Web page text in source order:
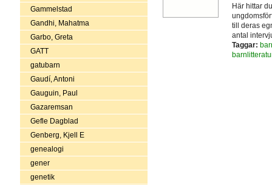
Gammelstad
Gandhi, Mahatma
Garbo, Greta
GATT
gatubarn
Gaudí, Antoni
Gauguin, Paul
Gazaremsan
Gefle Dagblad
Genberg, Kjell E
genealogi
gener
genetik
Här hittar
till deras
antal
Taggar: